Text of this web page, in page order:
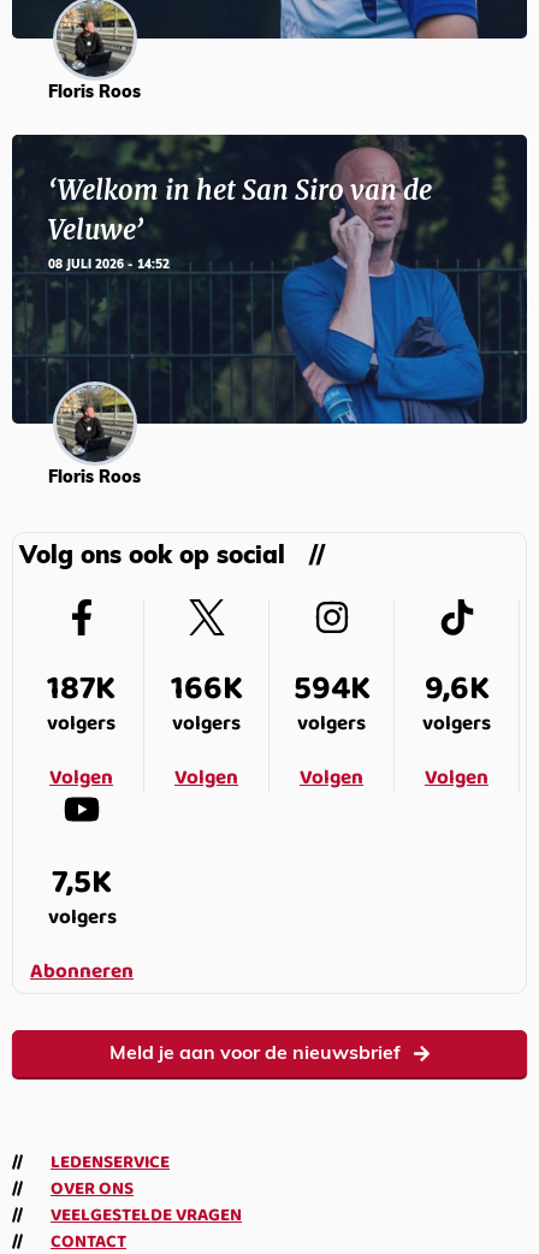
Floris Roos
‘Welkom in het San Siro van de
Veluwe’
08 JULI 2026 - 14:52
Floris Roos
Volg ons ook op social
187K
volgers
Volgen
166K
volgers
Volgen
594K
volgers
Volgen
9,6K
volgers
Volgen
7,5K
volgers
Abonneren
Meld je aan voor de nieuwsbrief
LEDENSERVICE
OVER ONS
VEELGESTELDE VRAGEN
CONTACT